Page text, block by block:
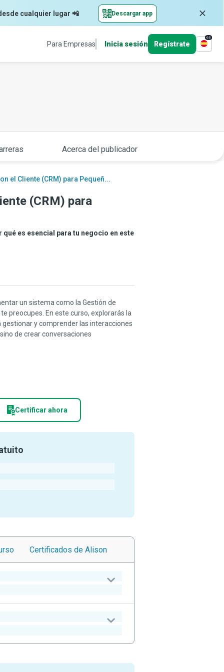
cualquier lugar 📲 Descargar app
Para Empresas Inicia sesión Regístrate
es
Acerca del publicador
el Cliente (CRM) para Pequeñ...
(CRM) para
es esencial para tu negocio en este
un sistema como la Gestión de
preocupes. En este curso, explorarás la
y comprender las interacciones
de crear conversaciones
Certificar ahora
Certificados de Alison